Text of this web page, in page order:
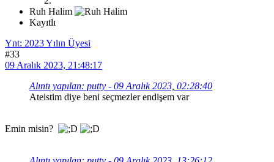
Ruh Halim
Kayıtlı
Ynt: 2023 Yılın Üyesi
#33
09 Aralık 2023, 21:48:17
Alıntı yapılan: putty - 09 Aralık 2023, 02:28:40
Ateistim diye beni seçmezler endişem var
Emin misin?